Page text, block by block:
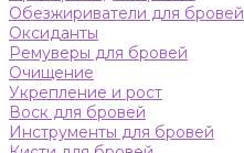
Обезжириватели для бровей
Оксиданты
Ремуверы для бровей
Очищение
Укрепление и рост
Воск для бровей
Инструменты для бровей